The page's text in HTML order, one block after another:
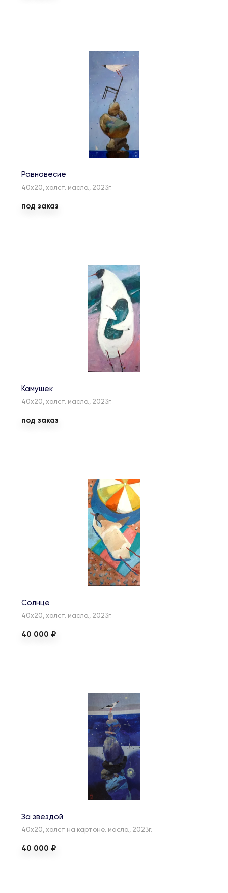
Равновесие
40х20, холст. масло., 2023г.
под заказ
Камушек
40х20, холст. масло., 2023г.
под заказ
Солнце
40х20, холст. масло., 2023г.
40 000 ₽
За звездой
40х20, холст на картоне. масло., 2023г.
40 000 ₽